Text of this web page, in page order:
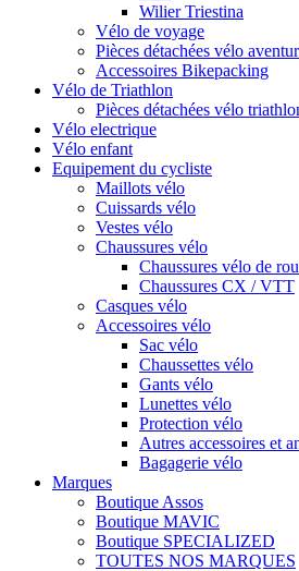
Wilier Triestina
Vélo de voyage
Pièces détachées vélo
Accessoires Bikepacking
Vélo de Triathlon
Pièces détachées vélo
Vélo electrique
Vélo enfant
Equipement du cycliste
Maillots vélo
Cuissards vélo
Vestes vélo
Chaussures vélo
Chaussures vélo de
Chaussures CX / VTT
Casques vélo
Accessoires vélo
Sac vélo
Chaussettes vélo
Gants vélo
Lunettes vélo
Protection vélo
Autres accessoires et
Bagagerie vélo
Marques
Boutique Assos
Boutique MAVIC
Boutique SPECIALIZED
TOUTES NOS MARQUES